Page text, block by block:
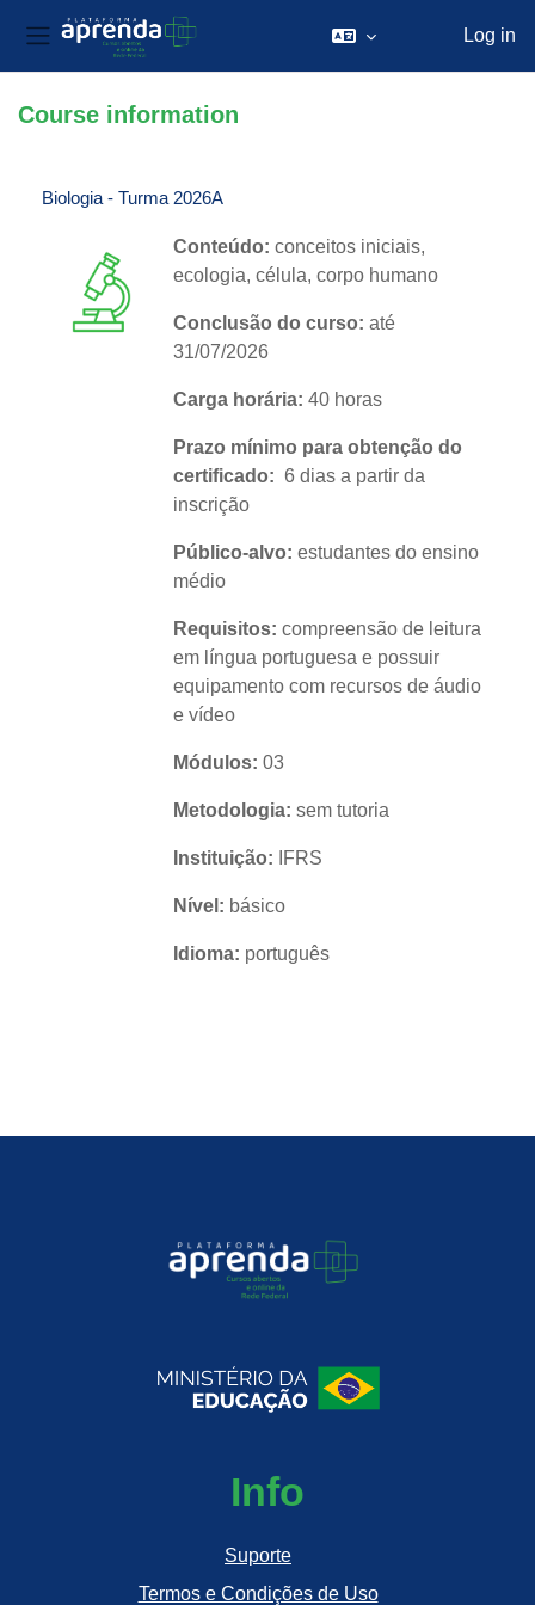
Side panel
Log in
Course information
Biologia - Turma 2026A
Conteúdo: conceitos iniciais,
ecologia, célula, corpo humano
Conclusão do curso: até
31/07/2026
Carga horária: 40 horas
Prazo mínimo para obtenção do
certificado: 6 dias a partir da
inscrição
Público-alvo: estudantes do ensino
médio
Requisitos: compreensão de leitura
em língua portuguesa e possuir
equipamento com recursos de áudio
e vídeo
Módulos: 03
Metodologia: sem tutoria
Instituição: IFRS
Nível: básico
Idioma: português
Info
Suporte
Termos e Condições de Uso